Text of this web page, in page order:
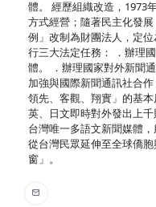
體。 經歷組織改造，1973
方式經營；隨著民主化發
例」改制為財團法人，定
行三大法定任務： ．辦理
體。 ．辦理國家對外新聞
加強與國際新聞通訊社合作
領先、客觀、翔實」的基本
英、日文即時對外發出上
台灣唯一多語文新聞媒體
從台灣民眾延伸至全球僑
窗」。